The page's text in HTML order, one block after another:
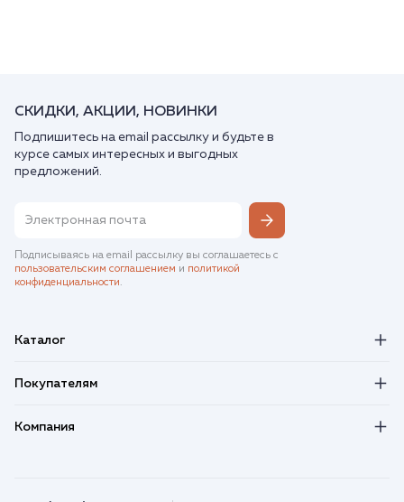
СКИДКИ, АКЦИИ, НОВИНКИ
Подпишитесь на email рассылку и будьте в
курсе самых интересных и выгодных
предложений.
Подписываясь на email рассылку вы соглашаетесь с
пользовательским соглашением и политикой
конфиденциальности.
Каталог
Покупателям
Компания